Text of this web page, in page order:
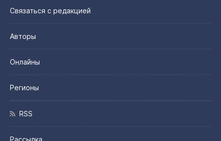
Связаться с редакцией
Авторы
Онлайны
Регионы
RSS
Рассылка